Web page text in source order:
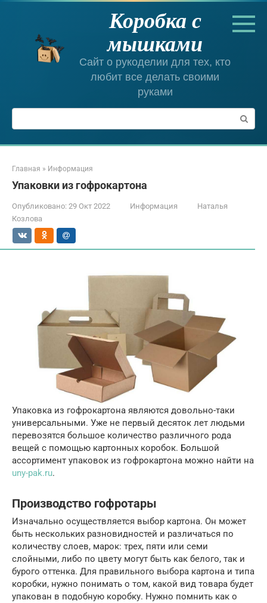
Перейти
Коробка с
мышками
Сайт о рукоделии для тех, кто
любит все делать своими
руками
Поиск:
Главная » Информация
Упаковки из гофрокартона
Опубликовано: 29 Окт 2022 Информация
Наталья
Козлова
Упаковка из гофрокартона являются довольно-таки
универсальными. Уже не первый десяток лет людьми
перевозятся большое количество различного рода
вещей с помощью картонных коробок. Большой
ассортимент упаковок из гофрокартона можно найти на
uny-pak.ru.
Производство гофротары
Изначально осуществляется выбор картона. Он может
быть нескольких разновидностей и различаться по
количеству слоев, марок: трех, пяти или семи
слойными, либо по цвету могут быть как белого, так и
бурого оттенка. Для правильного выбора картона и типа
коробки, нужно понимать о том, какой вид товара будет
упакован в подобную коробку. Нужно помнить как о